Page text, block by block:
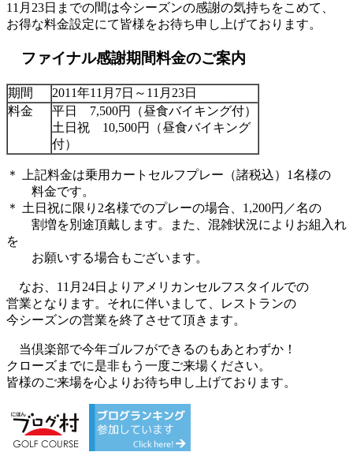
11月23日までの間は今シーズンの感謝の気持ちをこめて、
お得な料金設定にて皆様をお待ち申し上げております。
ファイナル感謝期間料金のご案内
期間
2011年11月7日～11月23日
料金
平日 7,500円（昼食バイキング付）
土日祝 10,500円（昼食バイキング
付）
＊ 上記料金は乗用カートセルフプレー（諸税込）1名様の
料金です。
＊ 土日祝に限り2名様でのプレーの場合、1,200円／名の
割増を別途頂戴します。また、混雑状況によりお組入れ
を
お願いする場合もございます。
なお、11月24日よりアメリカンセルフスタイルでの
営業となります。それに伴いまして、レストランの
今シーズンの営業を終了させて頂きます。
当倶楽部で今年ゴルフができるのもあとわずか！
クローズまでに是非もう一度ご来場ください。
皆様のご来場を心よりお待ち申し上げております。